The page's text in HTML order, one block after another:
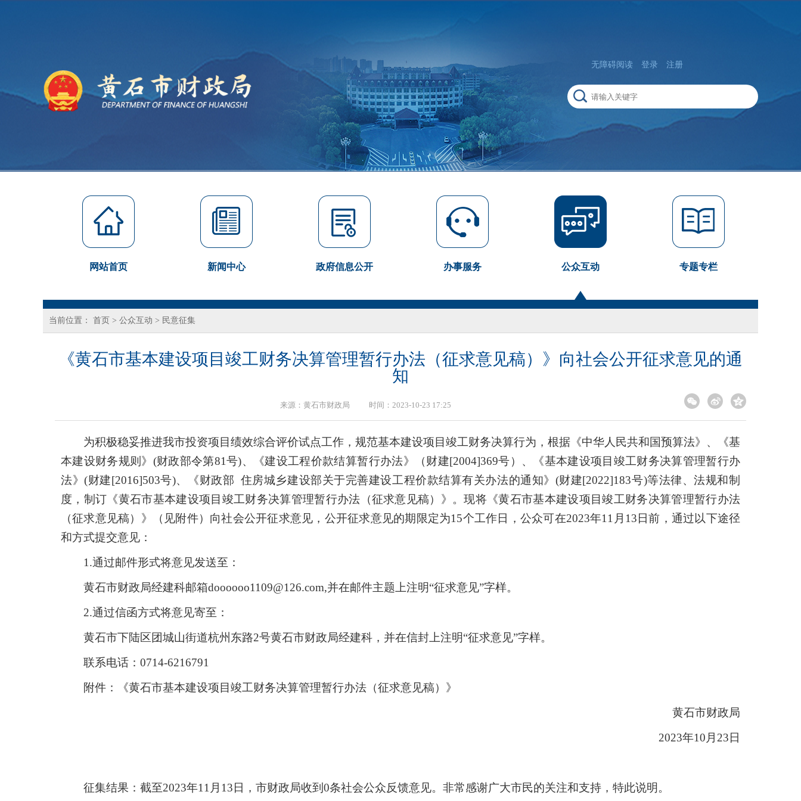
无障碍阅读 登录 注册
网站首页 新闻中心 政府信息公开 办事服务 公众互动 专题专栏
当前位置： 首页 > 公众互动 > 民意征集
《黄石市基本建设项目竣工财务决算管理暂行办法（征求意见稿）》向社会公开征求意见的通
知
来源： 黄石市财政局 时间：2023-10-23 17:25
为积极稳妥推进我市投资项目绩效综合评价试点工作，规范基本建设项目竣工财务决算行为，根据《中华人民共和国预算法》、《基
本建设财务规则》(财政部令第81号)、《建设工程价款结算暂行办法》（财建[2004]369号）、《基本建设项目竣工财务决算管理暂行办
法》(财建[2016]503号)、《财政部 住房城乡建设部关于完善建设工程价款结算有关办法的通知》(财建[2022]183号)等法律、法规和制
度，制订《黄石市基本建设项目竣工财务决算管理暂行办法（征求意见稿）》。现将《黄石市基本建设项目竣工财务决算管理暂行办法
（征求意见稿）》（见附件）向社会公开征求意见，公开征求意见的期限定为15个工作日，公众可在2023年11月13日前，通过以下途径
和方式提交意见：
1.通过邮件形式将意见发送至：
黄石市财政局经建科邮箱doooooo1109@126.com,并在邮件主题上注明“征求意见”字样。
2.通过信函方式将意见寄至：
黄石市下陆区团城山街道杭州东路2号黄石市财政局经建科，并在信封上注明“征求意见”字样。
联系电话：0714-6216791
附件：《黄石市基本建设项目竣工财务决算管理暂行办法（征求意见稿）》
黄石市财政局
2023年10月23日
征集结果：截至2023年11月13日，市财政局收到0条社会公众反馈意见。非常感谢广大市民的关注和支持，特此说明。